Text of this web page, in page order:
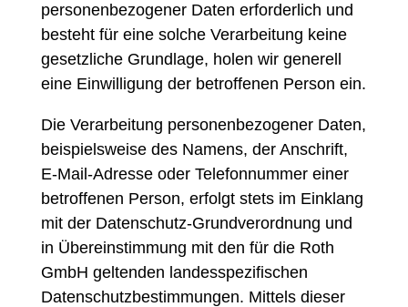
personenbezogener Daten erforderlich und
besteht für eine solche Verarbeitung keine
gesetzliche Grundlage, holen wir generell
eine Einwilligung der betroffenen Person ein.
Die Verarbeitung personenbezogener Daten,
beispielsweise des Namens, der Anschrift,
E-Mail-Adresse oder Telefonnummer einer
betroffenen Person, erfolgt stets im Einklang
mit der Datenschutz-Grundverordnung und
in Übereinstimmung mit den für die Roth
GmbH geltenden landesspezifischen
Datenschutzbestimmungen. Mittels dieser